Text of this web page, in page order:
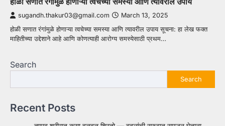
sugandh.thakur03@gmail.com March 13, 2025
होळी सणात रंगांमुळे होणाऱ्या त्वचेच्या समस्या आणि त्यावरील उपाय सूचना: हा लेख फक्त
माहितीच्या उद्देशाने आहे आणि कोणत्याही आरोग्य समस्येसाठी प्रथम…
Search
Search
Recent Posts